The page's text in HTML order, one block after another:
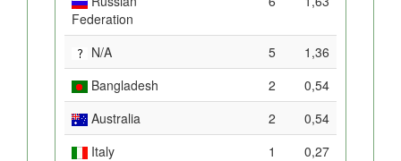
Federation
N/A 5
1,36
Bangladesh
2
0,54
Australia
2
0,54
Italy
1
0,27